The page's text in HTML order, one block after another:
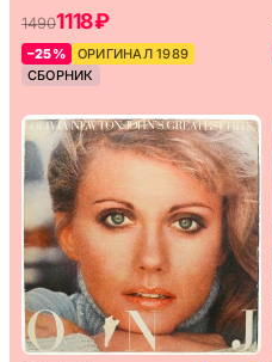
14901118 ₽
–25%
ОРИГИНАЛ 1989
СБОРНИК